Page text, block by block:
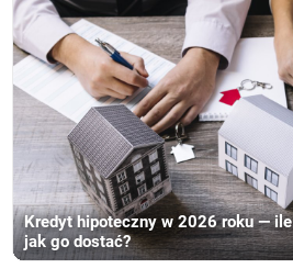
Kredyt hipoteczny w 2026 roku —
jak go dostać?